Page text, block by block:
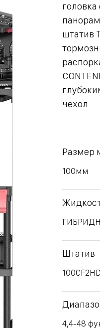
штатив
чехол
Размер
100мм
Штатив
100CF2HD
4,4-48